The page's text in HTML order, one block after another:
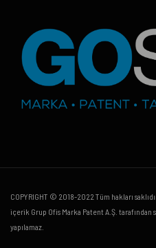
COPYRIGHT © 2018-2022 Tüm hakları
içerik Grup Ofis Marka Patent A.Ş. tarafından
yapılamaz.